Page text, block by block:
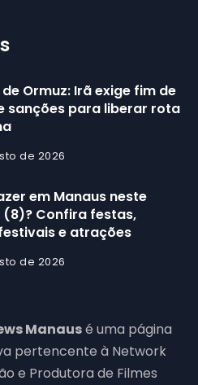
Ormuz: Irã exige fim de
sanções para liberar rota
de 2026
em Manaus neste
Confira festas,
e atrações
de 2026
Manausé uma página
pertencente à Network
e Produtora de Filmes